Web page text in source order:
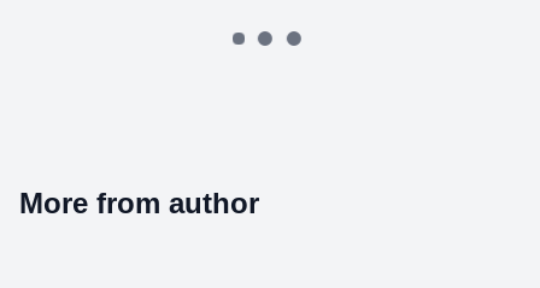
More from author